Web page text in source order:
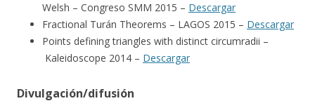
Welsh – Congreso SMM 2015 – Descargar
Fractional Turán Theorems – LAGOS 2015 – Descargar
Points defining triangles with distinct circumradii –
Kaleidoscope 2014 – Descargar
Divulgación/difusión